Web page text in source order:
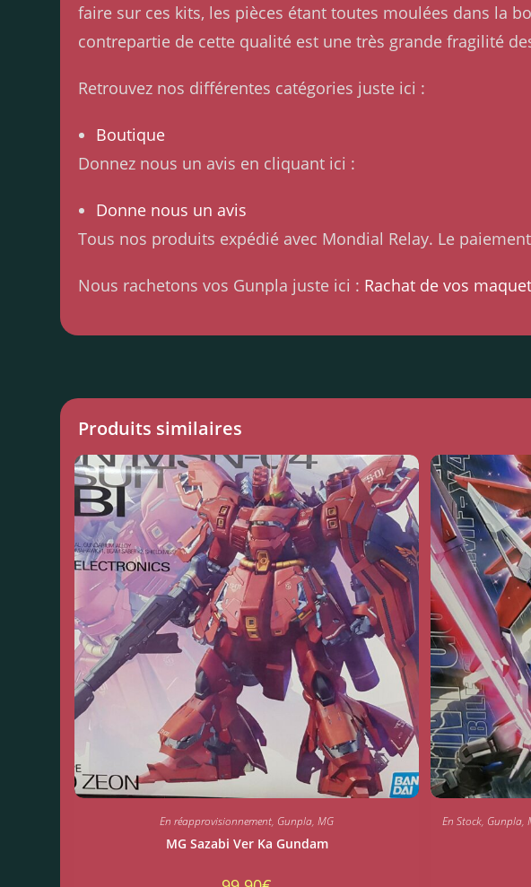
faire sur ces kits, les pièces étant toutes moulées dans la
contrepartie de cette qualité est une très grande fragilité
Retrouvez nos différentes catégories juste ici :
Boutique
Donnez nous un avis en cliquant ici :
Donne nous un avis
Tous nos produits expédié avec Mondial Relay. Le
Nous rachetons vos Gunpla juste ici : Rachat de vos
Produits similaires
En réapprovisionnement, Gunpla,MG
MG Sazabi Ver Ka Gundam
En Stock, Gunpla,